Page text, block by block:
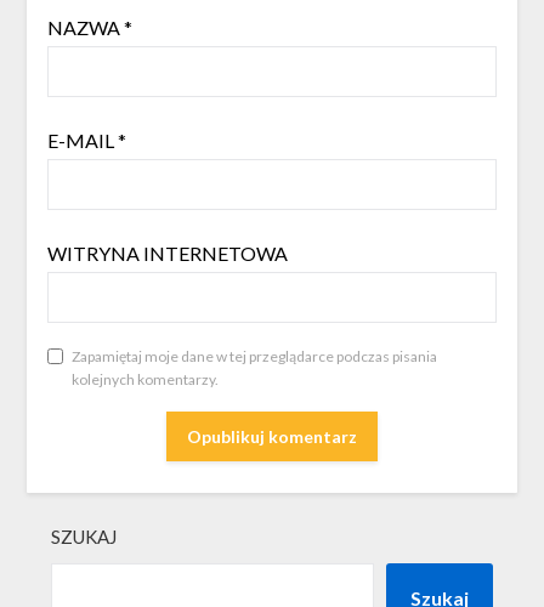
NAZWA *
E-MAIL *
WITRYNA INTERNETOWA
Zapamiętaj moje dane w tej przeglądarce podczas pisania
kolejnych komentarzy.
SZUKAJ
Szukaj